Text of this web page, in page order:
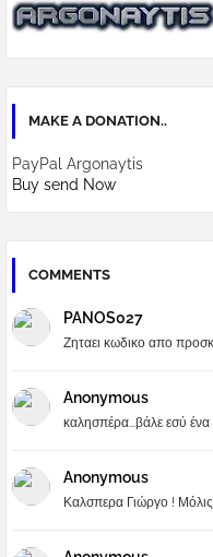
MAKE A DONATION..
PayPal Argonaytis
Buy send Now
COMMENTS
PANOS027
Ζηταει κωδικο απο
Anonymous
καλησπέρα...βάλε εσύ ένα
Anonymous
Καλσπερα Γιώργο !